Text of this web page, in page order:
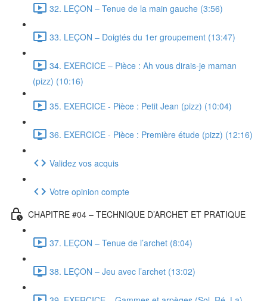
32. LEÇON – Tenue de la main gauche (3:56)
33. LEÇON – Doigtés du 1er groupement (13:47)
34. EXERCICE – Pièce : Ah vous dirais-je maman
(pizz) (10:16)
35. EXERCICE - Pièce : Petit Jean (pizz) (10:04)
36. EXERCICE - Pièce : Première étude (pizz) (12:16)
Validez vos acquis
Votre opinion compte
CHAPITRE #04 – TECHNIQUE D’ARCHET ET PRATIQUE
37. LEÇON – Tenue de l’archet (8:04)
38. LEÇON – Jeu avec l’archet (13:02)